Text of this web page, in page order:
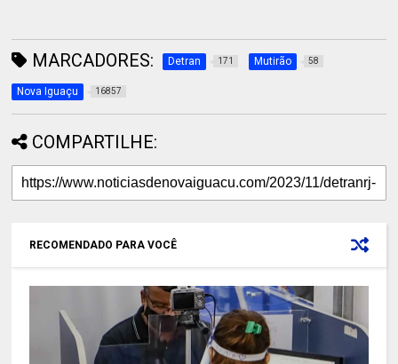
MARCADORES: Detran 171 Mutirão 58
Nova Iguaçu 16857
COMPARTILHE:
RECOMENDADO PARA VOCÊ